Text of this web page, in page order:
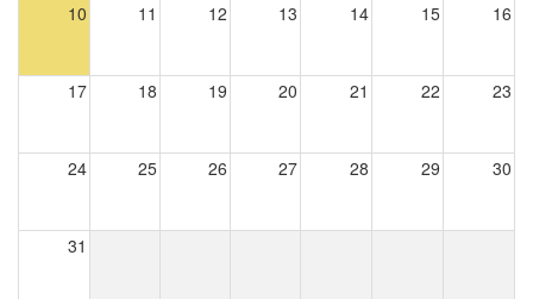
10 11 12 13 14 15 16
17 18 19 20 21 22 23
24 25 26 27 28 29 30
31